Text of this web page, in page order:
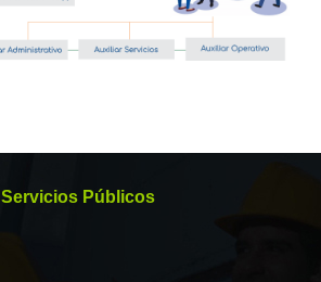
Servicios Públicos